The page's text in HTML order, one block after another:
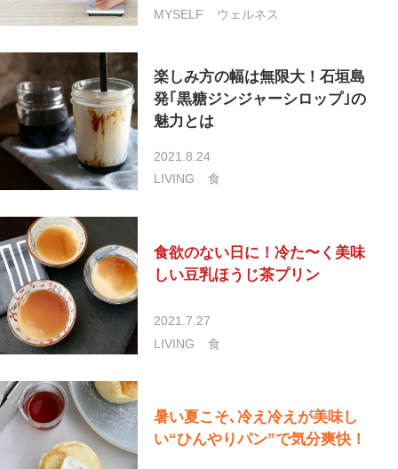
MYSELF
ウェルネス
楽しみ方の幅は無限大！石垣島
発｢黒糖ジンジャーシロップ｣の
魅力とは
2021.8.24
LIVING
食
食欲のない日に！冷た〜く美味
しい豆乳ほうじ茶プリン
2021.7.27
LIVING
食
暑い夏こそ､冷え冷えが美味し
い“ひんやりパン”で気分爽快！